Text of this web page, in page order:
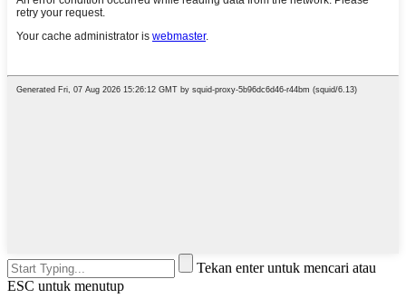
Tekan enter untuk mencari atau
ESC untuk menutup